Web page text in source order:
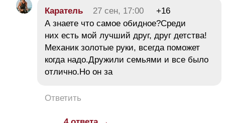
Каратель 27 сен, 17:00
+16
А знаете что самое обидное?Среди
них есть мой лучший друг, друг детства!
Механик золотые руки, всегда поможет
когда надо.Дружили семьями и все было
отлично.Но он за
Ответить